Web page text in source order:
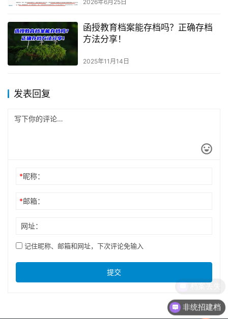
2026年6月25日
函授教育档案能存档吗？正确存档
方法分享！
2025年11月14日
发表回复
*昵称：
*邮箱：
网址：
记住昵称、邮箱和网址，下次评论免输入
提交
档案丢失
非统招建档